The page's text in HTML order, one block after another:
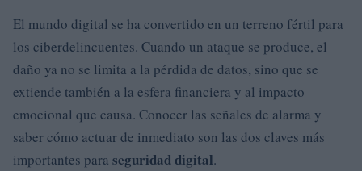
El mundo digital se ha convertido en un terreno fértil para
los ciberdelincuentes. Cuando un ataque se produce, el
daño ya no se limita a la pérdida de datos, sino que se
extiende también a la esfera financiera y al impacto
emocional que causa. Conocer las señales de alarma y
saber cómo actuar de inmediato son las dos claves más
importantes para seguridad digital.